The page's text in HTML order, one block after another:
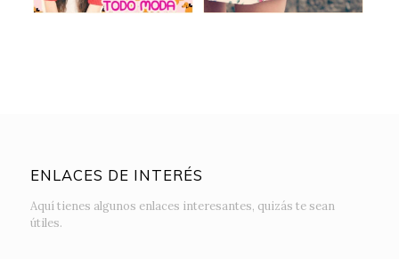
ENLACES DE INTERÉS
Aquí tienes algunos enlaces interesantes, quizás te sean
útiles.